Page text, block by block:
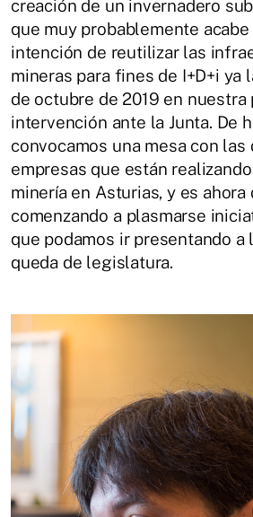
creación de un invernadero
que muy probablemente
intención de reutilizar las
mineras para fines de I+D+i ya
de octubre de 2019 en nuestra
intervención ante la Junta. De
convocamos una mesa con las
empresas que están
minería en Asturias, y es ahora
comenzando a plasmarse
que podamos ir presentando a
queda de legislatura.